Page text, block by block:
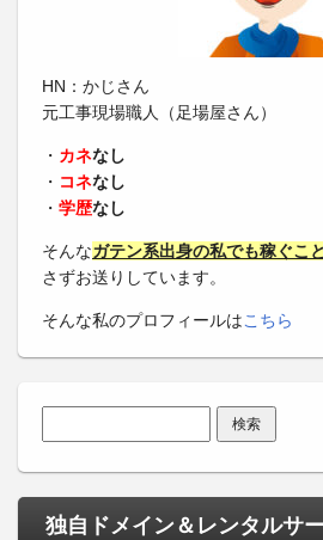
HN：かじさん
元工事現場職人（足場屋さん）
・ カネなし
・ コネなし
・ 学歴なし
そんなガテン系出身の私でも稼ぐこ
さずお送りしています。
そんな私のプロフィールはこちら
独自ドメイン＆レンタルサ